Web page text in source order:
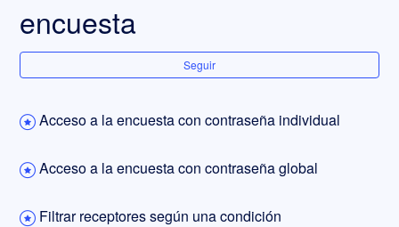
encuesta
Seguir
Acceso a la encuesta con contraseña individual
Acceso a la encuesta con contraseña global
Filtrar receptores según una condición